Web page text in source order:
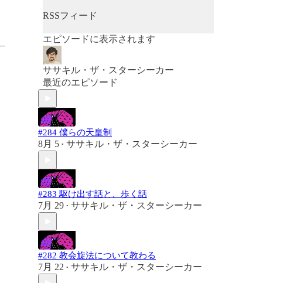
RSSフィード
エピソードに表示されます
ササキル・ザ・スターシーカー
最近のエピソード
#284 僕らの天皇制
8月 5 • ササキル・ザ・スターシーカー
#283 駆け出す話と、歩く話
7月 29 • ササキル・ザ・スターシーカー
#282 教会旋法について教わる
7月 22 • ササキル・ザ・スターシーカー